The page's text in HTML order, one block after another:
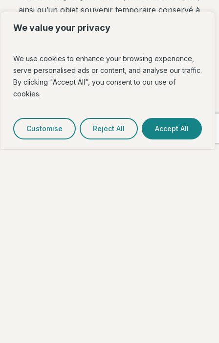
We value your privacy
We use cookies to enhance your browsing experience,
serve personalised ads or content, and analyse our traffic.
By clicking "Accept All", you consent to our use of
cookies.
Customise Reject All Accept All
ainsi qu’un objet souvenir temporaire conservé à
la réception pendant la durée de votre balade.
les sorties planifiées, il est recommandé de
coordonner à l’avance avec l’équipe Devfit.
RÉSERVATIONS
Commencez dès